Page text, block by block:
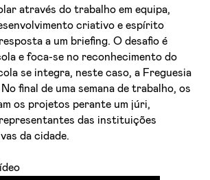
através do trabalho em equipa,
criativo e espírito
a um briefing. O desafio é
e foca-se no reconhecimento do
se integra, neste caso, a Freguesia
final de uma semana de trabalho, os
os projetos perante um júri,
das instituições
da cidade.